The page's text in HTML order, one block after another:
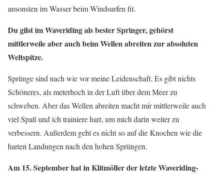
ansonsten im Wasser beim Windsurfen fit.
Du gilst im Waveriding als bester Springer, gehörst
mittlerweile aber auch beim Wellen abreiten zur absoluten
Weltspitze.
Sprünge sind nach wie vor meine Leidenschaft. Es gibt nichts
Schöneres, als meterhoch in der Luft über dem Meer zu
schweben. Aber das Wellen abreiten macht mir mittlerweile auch
viel Spaß und ich trainiere hart, um mich darin weiter zu
verbessern. Außerdem geht es nicht so auf die Knochen wie die
harten Landungen nach den hohen Sprüngen.
Am 15. September hat in Klitmöller der letzte Waveriding-